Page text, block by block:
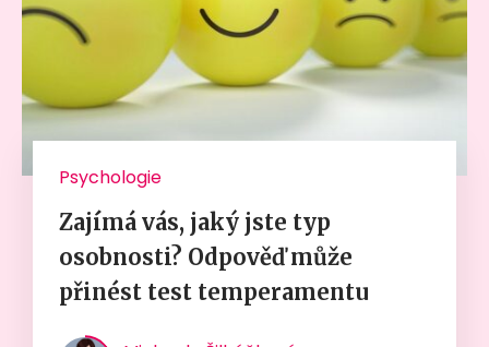
Psychologie
Zajímá vás, jaký jste typ
osobnosti? Odpověď může
přinést test temperamentu